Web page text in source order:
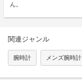
ん。
関連ジャンル
腕時計 メンズ腕時計